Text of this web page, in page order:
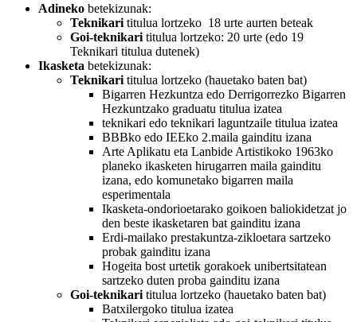
Adineko betekizunak:
Teknikari titulua lortzeko 18 urte aurten beteak
Goi-teknikari titulua lortzeko: 20 urte (edo 19
Teknikari titulua dutenek)
Ikasketa betekizunak:
Teknikari titulua lortzeko (hauetako baten bat)
Bigarren Hezkuntza edo Derrigorrezko Bigarren
Hezkuntzako graduatu titulua izatea
teknikari edo teknikari laguntzaile titulua izatea
BBBko edo IEEko 2.maila gainditu izana
Arte Aplikatu eta Lanbide Artistikoko 1963ko
planeko ikasketen hirugarren maila gainditu
izana, edo komunetako bigarren maila
esperimentala
Ikasketa-ondorioetarako goikoen baliokidetzat jo
den beste ikasketaren bat gainditu izana
Erdi-mailako prestakuntza-zikloetara sartzeko
probak gainditu izana
Hogeita bost urtetik gorakoek unibertsitatean
sartzeko duten proba gainditu izana
Goi-teknikari titulua lortzeko (hauetako baten bat)
Batxilergoko titulua izatea